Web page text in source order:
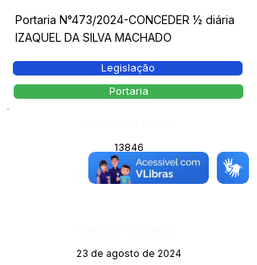
Portaria N°473/2024-CONCEDER ½ diária
IZAQUEL DA SILVA MACHADO
Legislação
Portaria
13846
Página da Publicação:
23 de agosto de 2024